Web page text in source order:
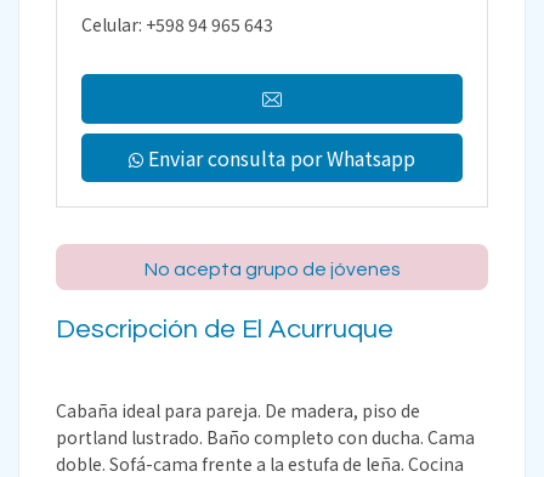
Celular: +598 94 965 643
Enviar consulta por Whatsapp
No acepta grupo de jóvenes
Descripción de El Acurruque
Cabaña ideal para pareja. De madera, piso de
portland lustrado. Baño completo con ducha. Cama
doble. Sofá-cama frente a la estufa de leña. Cocina